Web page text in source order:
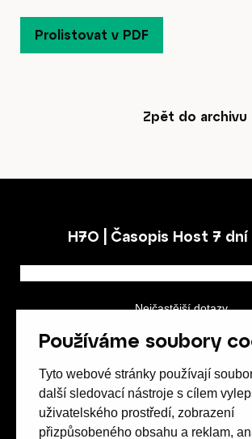
Používáme soubory
Tyto webové stránky používají
další sledovací nástroje s cílem
uživatelského prostředí, zobrazení
přizpůsobeného obsahu a reklam,
Kontakt
Předplatné
Prolistovat v PDF
Zpět do archivu
H7O | Časopis Host 7 dní
Nejčastější dotazy
Obchodní podmínky